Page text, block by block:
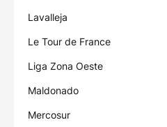
Lavalleja
Le Tour de France
Liga Zona Oeste
Maldonado
Mercosur